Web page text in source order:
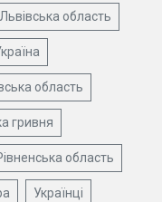
Львівська область
область
гривня
область
Українці